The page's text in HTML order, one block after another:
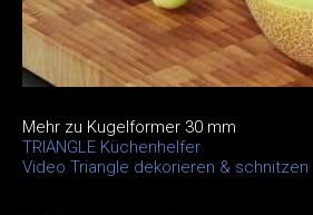
Mehr zu Kugelformer 30 mm
TRIANGLE Küchenhelfer
Video Triangle dekorieren & schnitzen